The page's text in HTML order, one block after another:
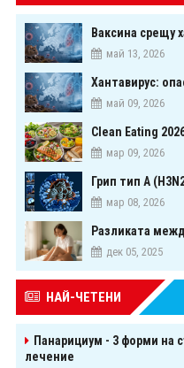
май 13, 2026
май 09, 2026
мар 09, 2026
мар 08, 2026
дек 05, 2025
НАЙ-ЧЕТЕНИ
Панарициум - 3 форми на
лечение